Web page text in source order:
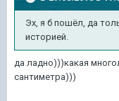
Эх, я б пошёл, да
историей.
да ладно)))какая
сантиметра)))